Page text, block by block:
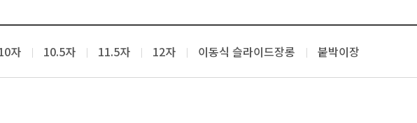
자 10.5자 11.5자 12자 이동식 슬라이드장롱 붙박이장